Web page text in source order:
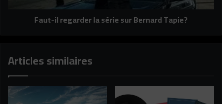
Faut-il regarder la série sur Bernard Tapie?
Articles similaires